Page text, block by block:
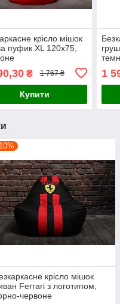
крісло мішок
пуфик XL 120х75,
₴ 1 767 ₴
Купити
1
крісло мішок
Ferrari з логотипом,
червоне